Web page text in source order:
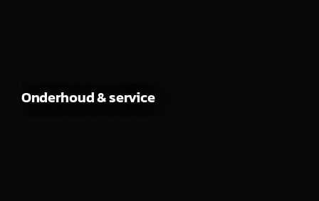
Onderhoud & service